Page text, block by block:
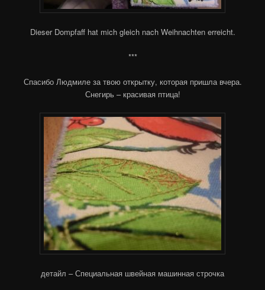
Dieser Dompfaff hat mich gleich nach Weihnachten erreicht.
***
Спасибо Людмиле за твою открытку, которая пришла вчера.
Снегирь – красивая птица!
детайл – Специальная швейная машинная строчка